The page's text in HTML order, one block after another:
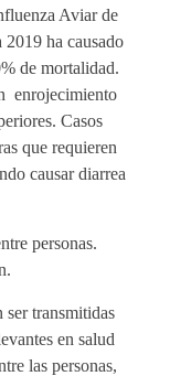
Aviar de
ha causado
de mortalidad.
enrojecimiento
Casos
que requieren
causar diarrea
personas.
ser transmitidas
en salud
las personas,